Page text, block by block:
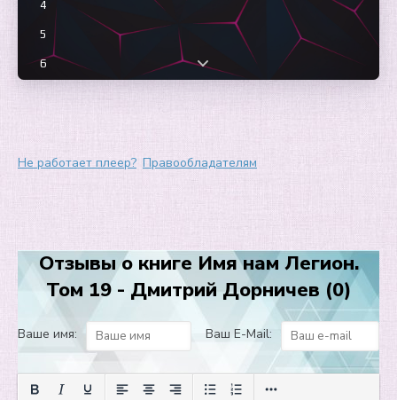
4
5
6
13
14
Не работает плеер? Правообладателям
Отзывы о книге Имя нам Легион.
Том 19 - Дмитрий Дорничев (0)
Ваше имя: Ваш E-Mail: